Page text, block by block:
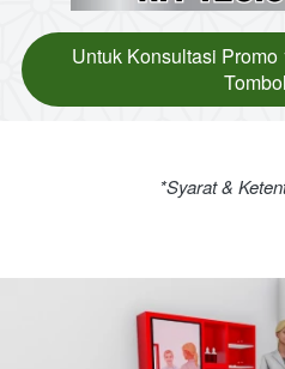
Untuk Konsultasi
*Syarat &